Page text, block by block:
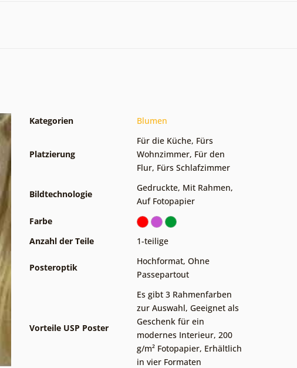
Kategorien Blumen
Platzierung
Für die Küche, Fürs
Wohnzimmer, Für den
Flur, Fürs Schlafzimmer
Bildtechnologie
Gedruckte, Mit Rahmen,
Auf Fotopapier
Farbe
Anzahl der Teile
1-teilige
Posteroptik
Hochformat, Ohne
Passepartout
Vorteile USP Poster
Es gibt 3 Rahmenfarben
zur Auswahl, Geeignet als
Geschenk für ein
modernes Interieur, 200
g/m² Fotopapier, Erhältlich
in vier Formaten